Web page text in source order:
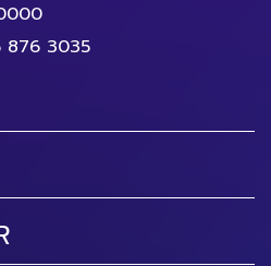
876 3035